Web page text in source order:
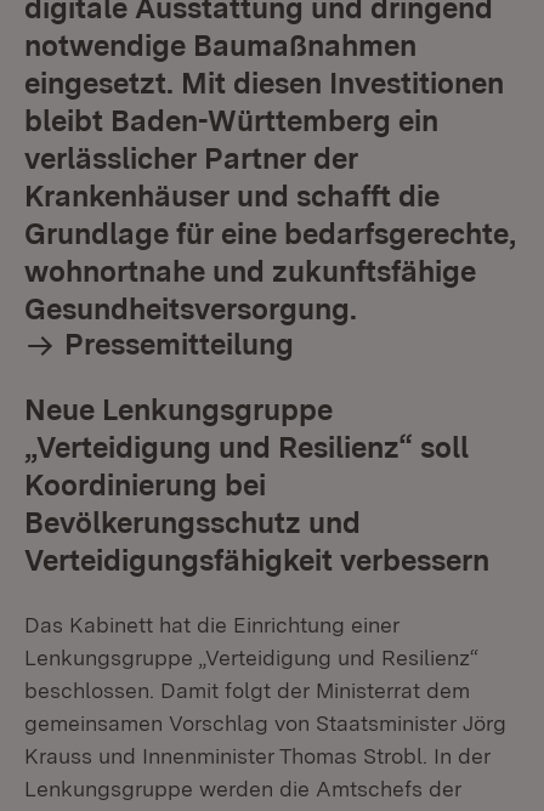
digitale Ausstattung und dringend
notwendige Baumaßnahmen
eingesetzt. Mit diesen Investitionen
bleibt Baden-Württemberg ein
verlässlicher Partner der
Krankenhäuser und schafft die
Grundlage für eine bedarfsgerechte,
wohnortnahe und zukunftsfähige
Gesundheitsversorgung.
Pressemitteilung
Neue Lenkungsgruppe
„Verteidigung und Resilienz“ soll
Koordinierung bei
Bevölkerungsschutz und
Verteidigungsfähigkeit verbessern
Das Kabinett hat die Einrichtung einer
Lenkungsgruppe „Verteidigung und Resilienz“
beschlossen. Damit folgt der Ministerrat dem
gemeinsamen Vorschlag von Staatsminister Jörg
Krauss und Innenminister Thomas Strobl. In der
Lenkungsgruppe werden die Amtschefs der